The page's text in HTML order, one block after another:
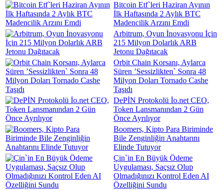
Bitcoin Etf`leri Haziran Ayının
İlk Haftasında 2 Aylık BTC
Madencilik Arzını Emdi
Arbitrum, Oyun İnovasyonu İçin
215 Milyon Dolarlık ARB
Jetonu Dağıtacak
Orbit Chain Korsanı, Aylarca
Süren ’Sessizlikten` Sonra 48
Milyon Doları Tornado Cashe
Taşıdı
DePİN Protokolü İo.net CEO,
Token Lansmanından 2 Gün
Önce Ayrılıyor
Boomers, Kipto Para Biriminde
Bile Zenginliğin Anahtarını
Elinde Tutuyor
Çin`in En Büyük Ödeme
Uygulaması, Saçsız Olup
Olmadığınızı Kontrol Eden AI
Özelliğini Sundu